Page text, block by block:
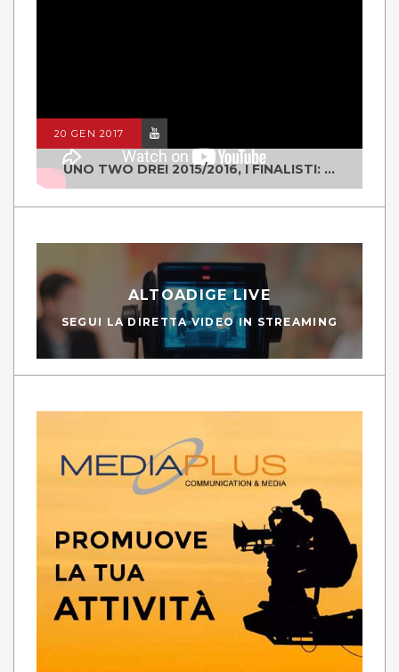
20 GEN 2017
UNO TWO DREI 2015/2016, I FINALISTI: CLASSE IV ALS ISTITUTO "DEGASPERI" BORGO VALSUGANA
ALTOADIGE LIVE
SEGUI LA DIRETTA VIDEO IN STREAMING